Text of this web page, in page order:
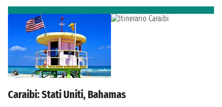
Caraibi: Stati Uniti, Bahamas